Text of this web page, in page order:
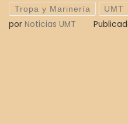
Tropa y Marinería UMT
por Noticias UMT